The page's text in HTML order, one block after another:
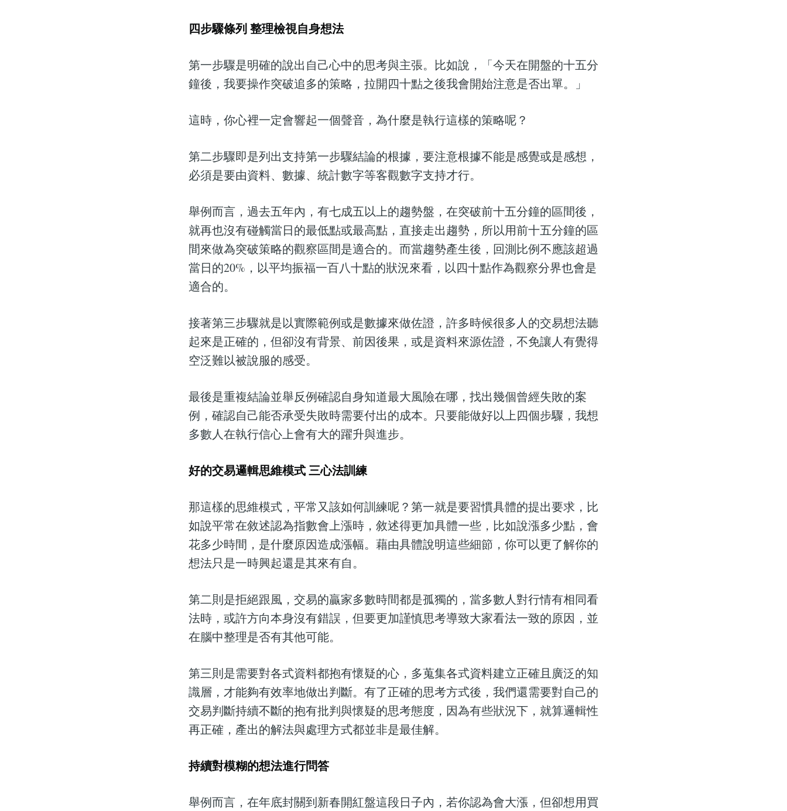
四步驟條列 整理檢視自身想法
第一步驟是明確的說出自己心中的思考與主張。比如說，「今天在開盤的十五分
鐘後，我要操作突破追多的策略，拉開四十點之後我會開始注意是否出單。」
這時，你心裡一定會響起一個聲音，為什麼是執行這樣的策略呢？
第二步驟即是列出支持第一步驟結論的根據，要注意根據不能是感覺或是感想，
必須是要由資料、數據、統計數字等客觀數字支持才行。
舉例而言，過去五年內，有七成五以上的趨勢盤，在突破前十五分鐘的區間後，
就再也沒有碰觸當日的最低點或最高點，直接走出趨勢，所以用前十五分鐘的區
間來做為突破策略的觀察區間是適合的。而當趨勢產生後，回測比例不應該超過
當日的20%，以平均振福一百八十點的狀況來看，以四十點作為觀察分界也會是
適合的。
接著第三步驟就是以實際範例或是數據來做佐證，許多時候很多人的交易想法聽
起來是正確的，但卻沒有背景、前因後果，或是資料來源佐證，不免讓人有覺得
空泛難以被說服的感受。
最後是重複結論並舉反例確認自身知道最大風險在哪，找出幾個曾經失敗的案
例，確認自己能否承受失敗時需要付出的成本。只要能做好以上四個步驟，我想
多數人在執行信心上會有大的躍升與進步。
好的交易邏輯思維模式 三心法訓練
那這樣的思維模式，平常又該如何訓練呢？第一就是要習慣具體的提出要求，比
如說平常在敘述認為指數會上漲時，敘述得更加具體一些，比如說漲多少點，會
花多少時間，是什麼原因造成漲幅。藉由具體說明這些細節，你可以更了解你的
想法只是一時興起還是其來有自。
第二則是拒絕跟風，交易的贏家多數時間都是孤獨的，當多數人對行情有相同看
法時，或許方向本身沒有錯誤，但要更加謹慎思考導致大家看法一致的原因，並
在腦中整理是否有其他可能。
第三則是需要對各式資料都抱有懷疑的心，多蒐集各式資料建立正確且廣泛的知
識層，才能夠有效率地做出判斷。有了正確的思考方式後，我們還需要對自己的
交易判斷持續不斷的抱有批判與懷疑的思考態度，因為有些狀況下，就算邏輯性
再正確，產出的解法與處理方式都並非是最佳解。
持續對模糊的想法進行問答
舉例而言，在年底封關到新春開紅盤這段日子內，若你認為會大漲，但卻想用買